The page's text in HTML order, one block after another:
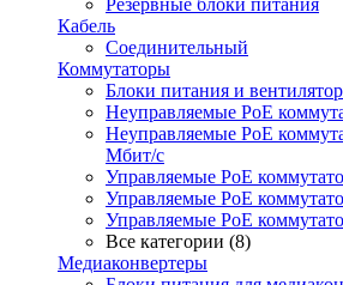
Резервные блоки питания
Кабель
Соединительный
Коммутаторы
Блоки питания и
Неуправляемые PoE
Неуправляемые PoE
Мбит/с
Управляемые PoE
Управляемые PoE
Управляемые PoE
Все категории (8)
Медиаконвертеры